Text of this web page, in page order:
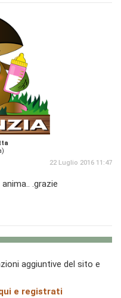
22 Luglio 2016 11:47
.grazie
aggiuntive del sito e
e registrati